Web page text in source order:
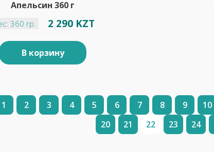
Апельсин 360 г
360 гр. 2 290 KZT
В корзину
1 2 3 4 5 6 7 8 9 10
20
21 22 23 24